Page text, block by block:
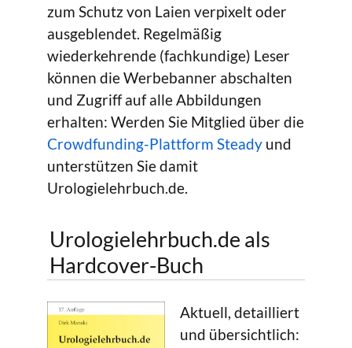
zum Schutz von Laien verpixelt oder
ausgeblendet. Regelmäßig
wiederkehrende (fachkundige) Leser
können die Werbebanner abschalten
und Zugriff auf alle Abbildungen
erhalten: Werden Sie Mitglied über die
Crowdfunding-Plattform Steady und
unterstützen Sie damit
Urologielehrbuch.de.
Urologielehrbuch.de als
Hardcover-Buch
Aktuell, detailliert
und übersichtlich: